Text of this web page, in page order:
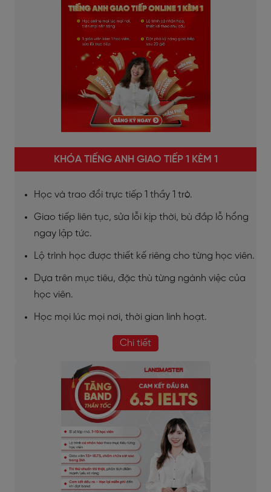
KHÓA TIẾNG ANH GIAO TIẾP 1 KÈM 1
Học và trao đổi trực tiếp 1 thầy 1 trò.
Giao tiếp liên tục, sửa lỗi kịp thời, bù đắp lỗ hổng
ngay lập tức.
Lộ trình học được thiết kế riêng cho từng học viên.
Dựa trên mục tiêu, đặc thù từng ngành việc của
học viên.
Học mọi lúc mọi nơi, thời gian linh hoạt.
Chi tiết